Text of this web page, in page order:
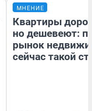
МНЕНИЕ
Квартиры
но дешевеют:
рынок
сейчас такой